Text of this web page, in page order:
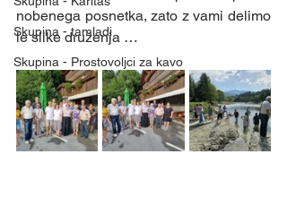
Skupina - tamladi
Skupina - Prostovoljci za kavo
nobenega posnetka, zato z vami delimo
le slike druženja …